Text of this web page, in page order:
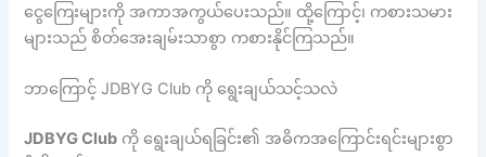
ငွေကြေးများကို အကာအကွယ်ပေးသည်။ ထို့ကြောင့်၊ ကစားသမား
များသည် စိတ်အေးချမ်းသာစွာ ကစားနိုင်ကြသည်။
ဘာကြောင့် JDBYG Club ကို ရွေးချယ်သင့်သလဲ
JDBYG Club ကို ရွေးချယ်ရခြင်း၏ အဓိကအကြောင်းရင်းများစွာ